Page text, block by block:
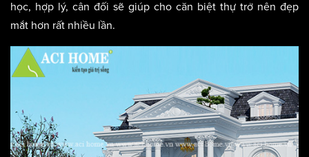
học, hợp lý, cân đối sẽ giúp cho căn biệt thự trở nên đẹp
mắt hơn rất nhiều lần.